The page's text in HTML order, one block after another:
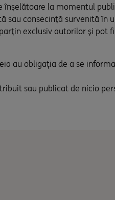
la momentul
sau consecință survenită în
exclusiv autorilor și pot
au obligația de a se
sau publicat de nicio